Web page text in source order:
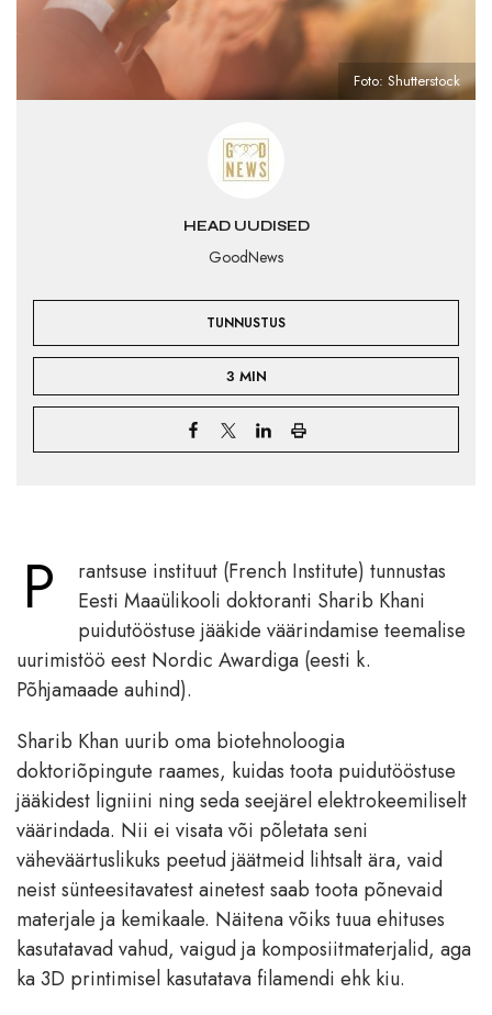
HEAD UUDISED
GoodNews
TUNNUSTUS
3 MIN
Foto: Shutterstock
P
rantsuse instituut (French Institute) tunnustas
Eesti Maaülikooli doktoranti Sharib Khani
puidutööstuse jääkide väärindamise teemalise
uurimistöö eest Nordic Awardiga (eesti k.
Põhjamaade auhind).
Sharib Khan uurib oma biotehnoloogia
doktoriõpingute raames, kuidas toota puidutööstuse
jääkidest ligniini ning seda seejärel elektrokeemiliselt
väärindada. Nii ei visata või põletata seni
väheväärtuslikuks peetud jäätmeid lihtsalt ära, vaid
neist sünteesitavatest ainetest saab toota põnevaid
materjale ja kemikaale. Näitena võiks tuua ehituses
kasutatavad vahud, vaigud ja komposiitmaterjalid, aga
ka 3D printimisel kasutatava filamendi ehk kiu.